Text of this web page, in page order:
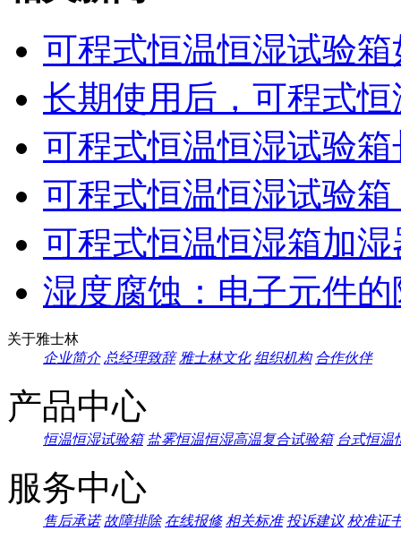
可程式恒温恒湿试验
长期使用后，可程式
可程式恒温恒湿试验
可程式恒温恒湿试验
可程式恒温恒湿箱加
湿度腐蚀：电子元件
关于雅士林
企业简介 总经理致辞 雅士林文化 组织机构 合作伙伴
产品中心
恒温恒湿试验箱 盐雾恒温恒湿高温复合试验箱 台式恒温
服务中心
售后承诺 故障排除 在线报修 相关标准 投诉建议 校准证